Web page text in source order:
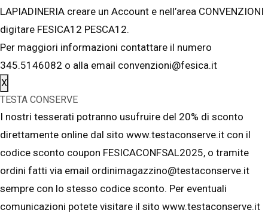
LAPIADINERIA creare un Account e nell’area CONVENZIONI
digitare FESICA12 PESCA12.
Per maggiori informazioni contattare il numero
345.5146082 o alla email convenzioni@fesica.it
X
TESTA CONSERVE
I nostri tesserati potranno usufruire del 20% di sconto
direttamente online dal sito www.testaconserve.it con il
codice sconto coupon FESICACONFSAL2025, o tramite
ordini fatti via email ordinimagazzino@testaconserve.it
sempre con lo stesso codice sconto. Per eventuali
comunicazioni potete visitare il sito www.testaconserve.it